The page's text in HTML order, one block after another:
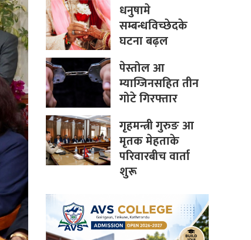
धनुषामे
सम्बन्धविच्छेदके
घटना बढ़ल
पेस्तोल आ
म्याग्जिनसहित तीन
गोटे गिरफ्तार
गृहमन्त्री गुरुङ आ
मृतक मेहताके
परिवारबीच वार्ता
शुरू